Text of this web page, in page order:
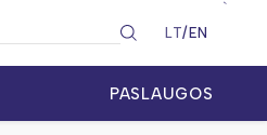
LT EN
`
PASLAUGOS